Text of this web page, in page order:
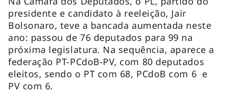
presidente e candidato à reeleição, Jair
Bolsonaro, teve a bancada aumentada neste
ano: passou de 76 deputados para 99 na
próxima legislatura. Na sequência, aparece a
federação PT-PCdoB-PV, com 80 deputados
eleitos, sendo o PT com 68, PCdoB com 6 e
PV com 6.